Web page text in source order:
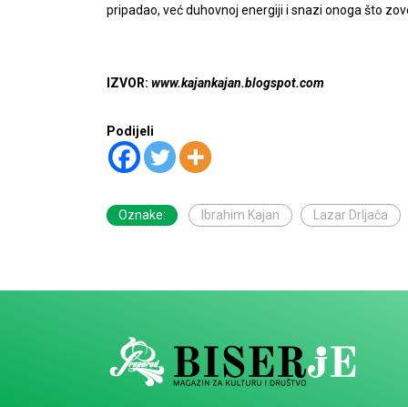
pripadao, već duhovnoj energiji i snazi onoga što
IZVOR: www.kajankajan.blogspot.com
Podijeli
Oznake: Ibrahim Kajan Lazar Drljača